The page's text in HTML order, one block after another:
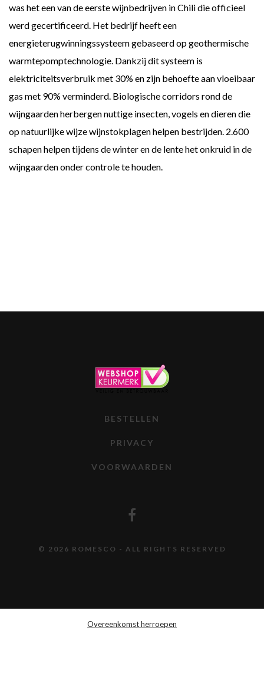
was het een van de eerste wijnbedrijven in Chili die officieel
werd gecertificeerd. Het bedrijf heeft een
energieterugwinningssysteem gebaseerd op geothermische
warmtepomptechnologie. Dankzij dit systeem is
elektriciteitsverbruik met 30% en zijn behoefte aan vloeibaar
gas met 90% verminderd. Biologische corridors rond de
wijngaarden herbergen nuttige insecten, vogels en dieren die
op natuurlijke wijze wijnstokplagen helpen bestrijden. 2.600
schapen helpen tijdens de winter en de lente het onkruid in de
wijngaarden onder controle te houden.
BESTELLEN
PRIVACY
VOORWAARDEN
© 2026 ROMESCO - ALL RIGHTS RESERVED
Overeenkomst herroepen